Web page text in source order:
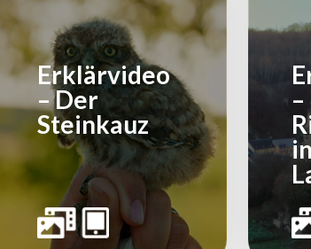
Erklärvideo
– Der
Steinkauz